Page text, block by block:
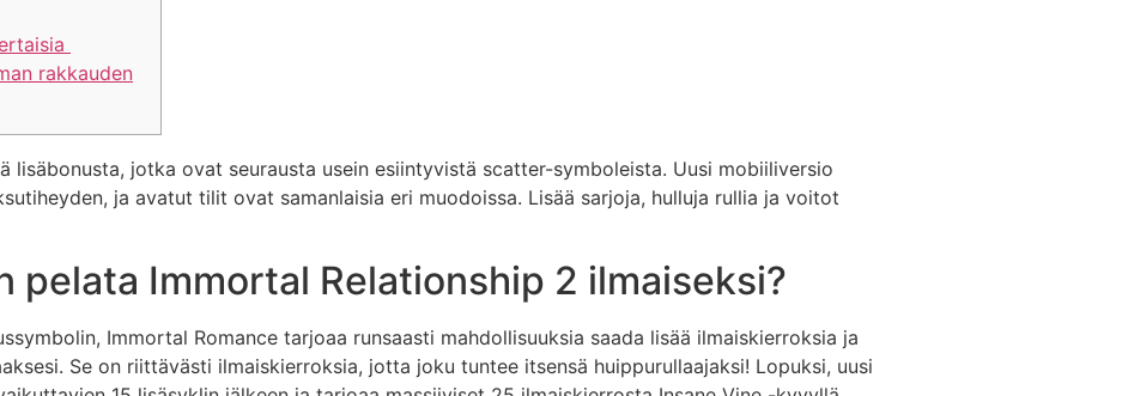
rakkauden
lisäbonusta, jotka ovat seurausta usein esiintyvistä scatter-symboleista. Uusi mobiiliversio
ja avatut tilit ovat samanlaisia ​​eri muodoissa. Lisää sarjoja, hulluja rullia ja voitot
pelata Immortal Relationship 2 ilmaiseksi?
Immortal Romance tarjoaa runsaasti mahdollisuuksia saada lisää ilmaiskierroksia ja
Se on riittävästi ilmaiskierroksia, jotta joku tuntee itsensä huippurullaajaksi! Lopuksi, uusi